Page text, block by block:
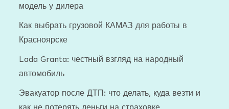
модель у дилера
Как выбрать грузовой КАМАЗ для работы в
Красноярске
Lada Granta: честный взгляд на народный
автомобиль
Эвакуатор после ДТП: что делать, куда везти и